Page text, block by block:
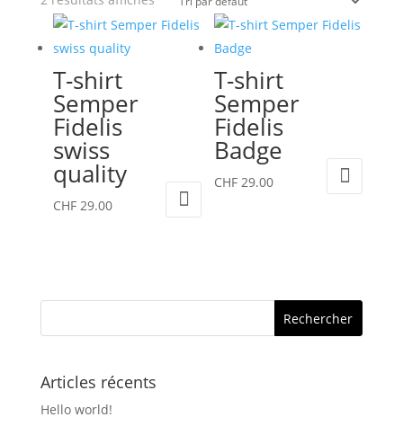
T-shirt
Semper
Fidelis
swiss
quality
CHF29.00
variations.
T-shirt
Semper
Fidelis
Badge
CHF29.00
Les
options
Articles récents
Hello world!